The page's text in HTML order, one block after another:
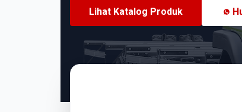
Lihat Katalog Produk